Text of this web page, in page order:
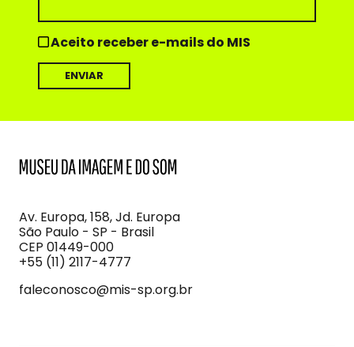
Aceito receber e-mails do MIS
Imagem
e
do
Som
Av. Europa, 158, Jd. Europa
São Paulo - SP - Brasil
CEP 01449-000
+55 (11) 2117-4777
faleconosco@mis-sp.org.br